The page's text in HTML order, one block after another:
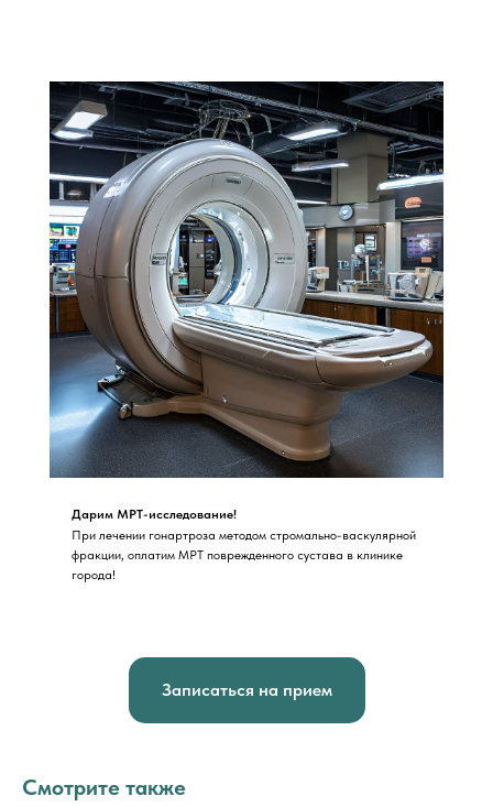
Дарим МРТ-исследование!
При лечении гонартроза методом стромально-васкулярной
фракции, оплатим МРТ поврежденного сустава в клинике
города!
Записаться на прием
Смотрите также